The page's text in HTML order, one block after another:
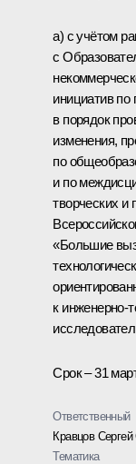
а) с учётом
с
инициатив по
в порядок
изменения,
по
и по
творческих и
«Большие
к инженерно-
Срок – 31
Ответственный
Кравцов Сергей
Тематика